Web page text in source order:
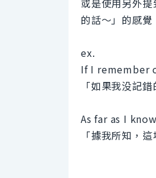
或是使用另外
的話～」的感覺
ex.
If I remember
「如果我没記
As far as I
「據我所知，